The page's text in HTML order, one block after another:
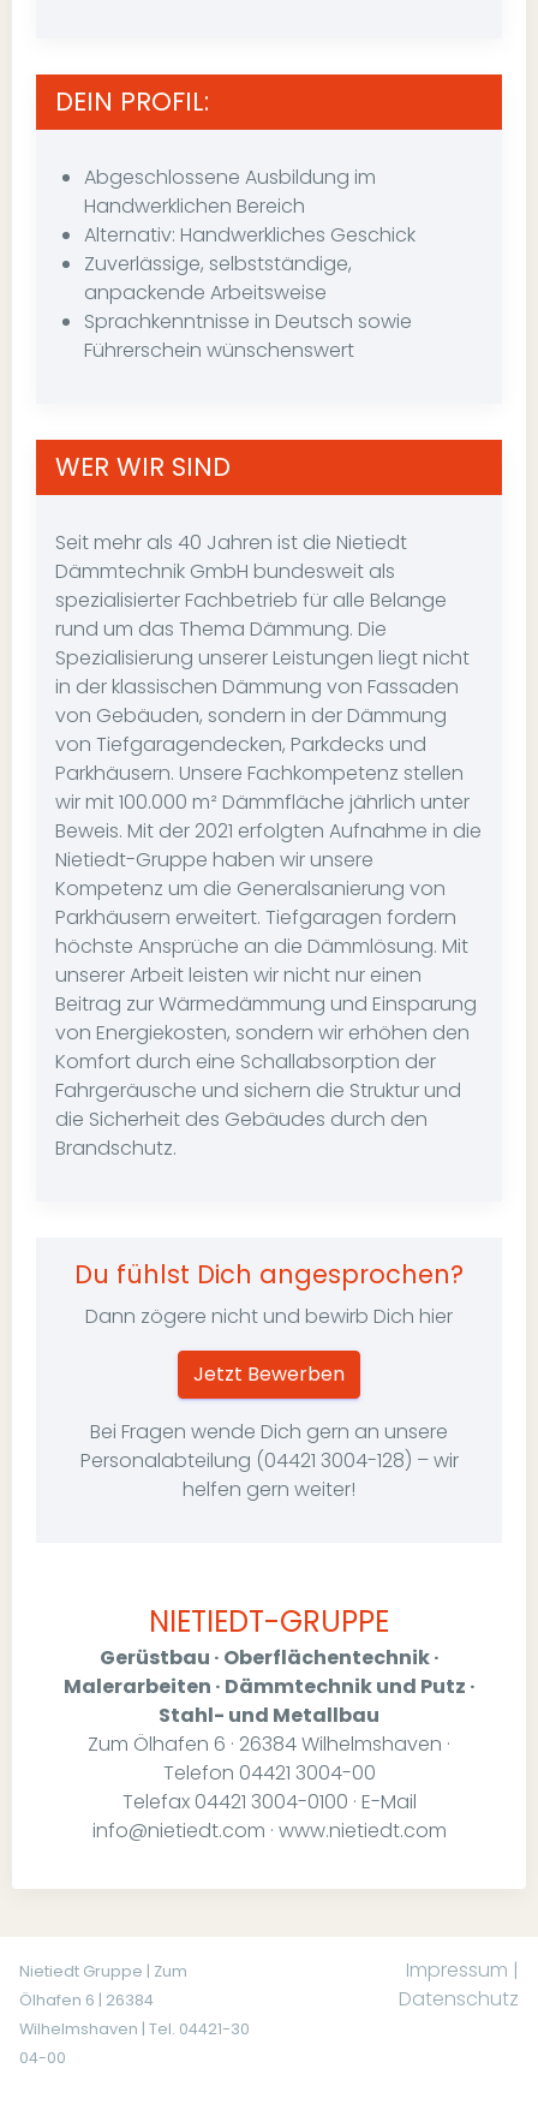
DEIN PROFIL:
Abgeschlossene Ausbildung im
Handwerklichen Bereich
Alternativ: Handwerkliches Geschick
Zuverlässige, selbstständige,
anpackende Arbeitsweise
Sprachkenntnisse in Deutsch sowie
Führerschein wünschenswert
WER WIR SIND
Seit mehr als 40 Jahren ist die Nietiedt
Dämmtechnik GmbH bundesweit als
spezialisierter Fachbetrieb für alle Belange
rund um das Thema Dämmung. Die
Spezialisierung unserer Leistungen liegt nicht
in der klassischen Dämmung von Fassaden
von Gebäuden, sondern in der Dämmung
von Tiefgaragendecken, Parkdecks und
Parkhäusern. Unsere Fachkompetenz stellen
wir mit 100.000 m² Dämmfläche jährlich unter
Beweis. Mit der 2021 erfolgten Aufnahme in die
Nietiedt-Gruppe haben wir unsere
Kompetenz um die Generalsanierung von
Parkhäusern erweitert. Tiefgaragen fordern
höchste Ansprüche an die Dämmlösung. Mit
unserer Arbeit leisten wir nicht nur einen
Beitrag zur Wärmedämmung und Einsparung
von Energiekosten, sondern wir erhöhen den
Komfort durch eine Schallabsorption der
Fahrgeräusche und sichern die Struktur und
die Sicherheit des Gebäudes durch den
Brandschutz.
Du fühlst Dich angesprochen?
Dann zögere nicht und bewirb Dich hier
Jetzt Bewerben
Bei Fragen wende Dich gern an unsere
Personalabteilung (04421 3004-128) – wir
helfen gern weiter!
NIETIEDT-GRUPPE
Gerüstbau · Oberflächentechnik ·
Malerarbeiten · Dämmtechnik und Putz ·
Stahl- und Metallbau
Zum Ölhafen 6 · 26384 Wilhelmshaven ·
Telefon 04421 3004-00
Telefax 04421 3004-0100 · E-Mail
info@nietiedt.com · www.nietiedt.com
Nietiedt Gruppe | Zum
Ölhafen 6 | 26384
Wilhelmshaven | Tel. 04421-30
04-00
Impressum |
Datenschutz